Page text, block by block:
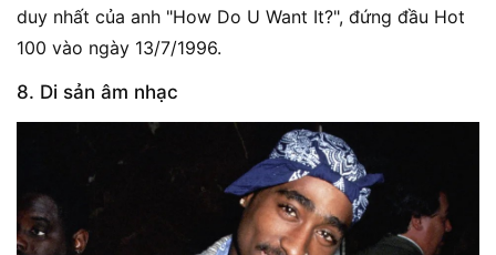
duy nhất của anh "How Do U Want It?", đứng đầu Hot
100 vào ngày 13/7/1996.
8. Di sản âm nhạc